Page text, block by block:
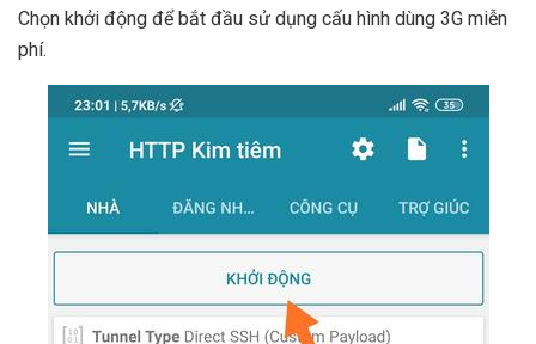
Chọn khởi động để bắt đầu sử dụng cấu hình dùng 3G miễn
phí.